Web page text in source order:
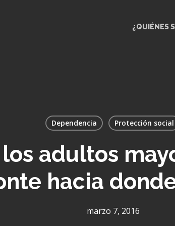
¿QUIÉNES
Dependencia Protección social
adultos
hacia
marzo 7, 2016